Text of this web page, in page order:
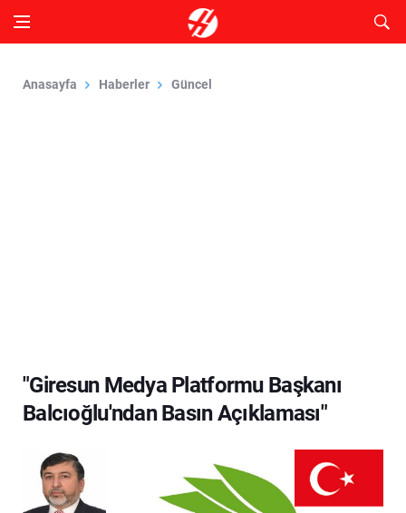
Anasayfa Haberler Güncel
"Giresun Medya Platformu Başkanı
Balcıoğlu'ndan Basın Açıklaması"